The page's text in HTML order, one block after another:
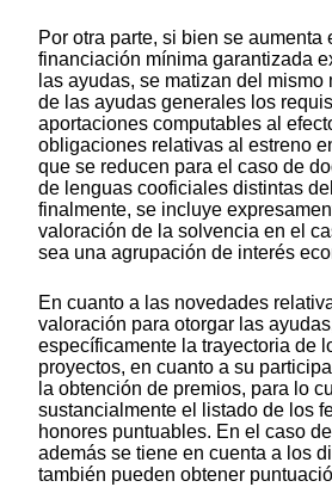
Por otra parte, si bien se aumenta
financiación mínima garantizada
las ayudas, se matizan del
de las ayudas generales los
aportaciones computables al
obligaciones relativas al estreno
que se reducen para el caso de
de lenguas cooficiales distintas
finalmente, se incluye
valoración de la solvencia en el
sea una agrupación de interés
En cuanto a las novedades
valoración para otorgar las
específicamente la trayectoria de
proyectos, en cuanto a su
la obtención de premios, para lo
sustancialmente el listado de los
honores puntuables. En el caso
además se tiene en cuenta a los
también pueden obtener